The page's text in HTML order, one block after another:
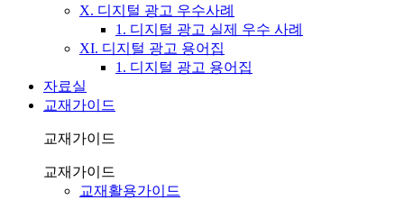
X. 디지털 광고 우수사례
1. 디지털 광고 실제 우수 사례
XI. 디지털 광고 용어집
1. 디지털 광고 용어집
자료실
교재가이드
교재가이드
교재가이드
교재활용가이드